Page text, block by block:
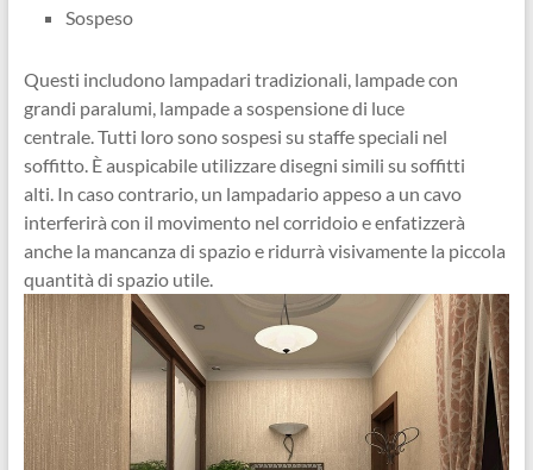
Sospeso
Questi includono lampadari tradizionali, lampade con
grandi paralumi, lampade a sospensione di luce
centrale. Tutti loro sono sospesi su staffe speciali nel
soffitto. È auspicabile utilizzare disegni simili su soffitti
alti. In caso contrario, un lampadario appeso a un cavo
interferirà con il movimento nel corridoio e enfatizzerà
anche la mancanza di spazio e ridurrà visivamente la piccola
quantità di spazio utile.